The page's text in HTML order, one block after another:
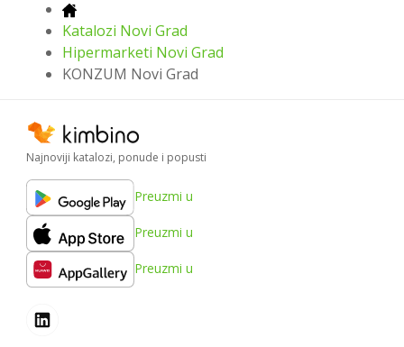
Katalozi Novi Grad
Hipermarketi Novi Grad
KONZUM Novi Grad
Najnoviji katalozi, ponude i popusti
Preuzmi u
Preuzmi u
Preuzmi u